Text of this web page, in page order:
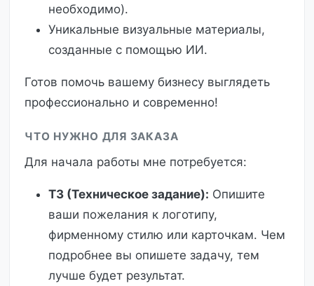
необходимо).
Уникальные визуальные материалы,
созданные с помощью ИИ.
Готов помочь вашему бизнесу выглядеть
профессионально и современно!
ЧТО НУЖНО ДЛЯ ЗАКАЗА
Для начала работы мне потребуется:
ТЗ (Техническое задание): Опишите
ваши пожелания к логотипу,
фирменному стилю или карточкам. Чем
подробнее вы опишете задачу, тем
лучше будет результат.